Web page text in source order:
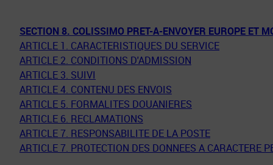
SECTION 8. COLISSIMO PRET-A-ENVOYER EUROPE ET
ARTICLE 1. CARACTERISTIQUES DU SERVICE
ARTICLE 2. CONDITIONS D'ADMISSION
ARTICLE 3. SUIVI
ARTICLE 4. CONTENU DES ENVOIS
ARTICLE 5. FORMALITES DOUANIERES
ARTICLE 6. RECLAMATIONS
ARTICLE 7. RESPONSABILITE DE LA POSTE
ARTICLE 7. PROTECTION DES DONNEES A CARACTERE